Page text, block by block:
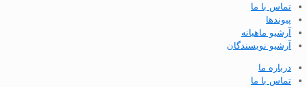
تماس با ما
پیوندها
آرشیو ماهیانه
آرشیو نویسندگان
درباره ما
تماس با ما